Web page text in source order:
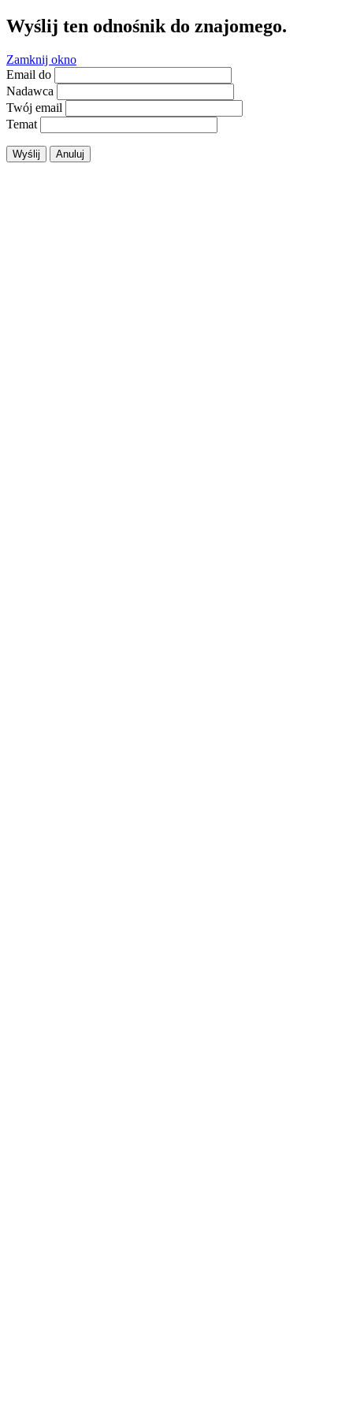
Wyślij ten odnośnik do znajomego.
Zamknij okno
Email do
Nadawca
Twój email
Temat
Wyślij Anuluj